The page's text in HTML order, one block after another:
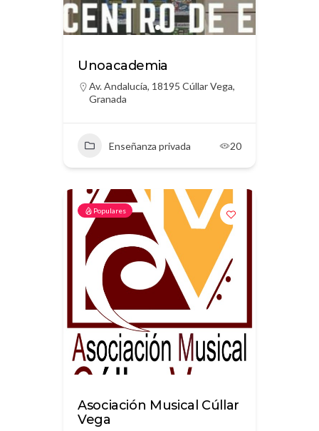
Unoacademia
Av. Andalucía, 18195 Cúllar Vega,
Granada
Enseñanza privada 20
Populares
Asociación Musical Cúllar
Vega